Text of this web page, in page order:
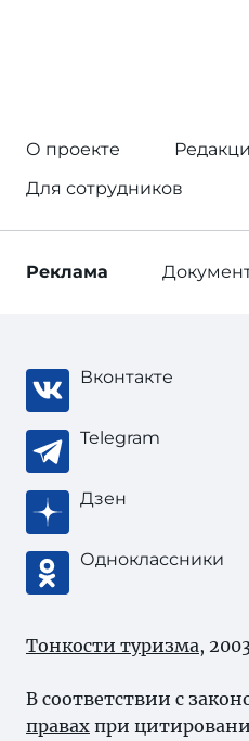
О проекте
Для сотрудников
Реклама
Вконтакте
Telegram
Дзен
Одноклассники
Тонкости туризма,
В соответствии с
правах при